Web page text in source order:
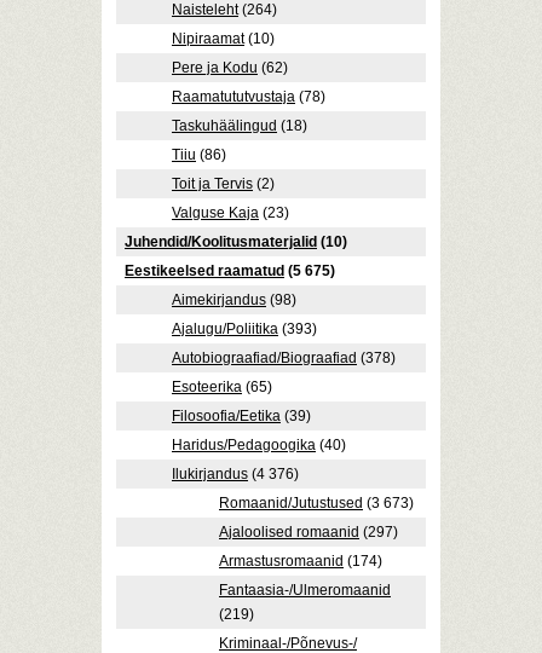
Naisteleht(264)
Nipiraamat(10)
Pere ja Kodu (62)
Raamatututvustaja (78)
Taskuhäälingud (18)
Tiiu (86)
Toit ja Tervis (2)
Valguse Kaja (23)
Juhendid/Koolitusmaterjalid (10)
Eestikeelsed raamatud (5 675)
Aimekirjandus (98)
Ajalugu/Poliitika (393)
Autobiograafiad/Biograafiad (378)
Esoteerika (65)
Filosoofia/Eetika (39)
Haridus/Pedagoogika (40)
Ilukirjandus (4 376)
Romaanid/Jutustused (3 673)
Ajaloolised romaanid (297)
Armastusromaanid (174)
Fantaasia-/Ulmeromaanid
(219)
Kriminaal-/Põnevus-/